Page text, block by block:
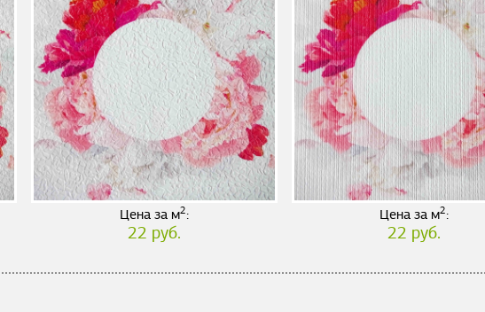
Цена за м2:
22 руб.
Цена за м2:
22 руб.